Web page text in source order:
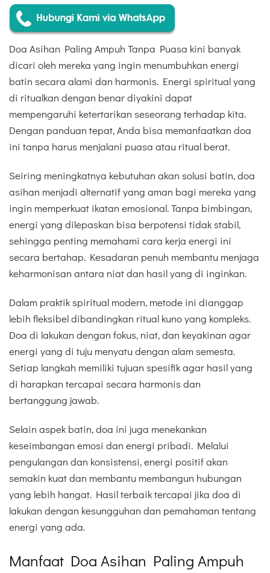
Doa Asihan Paling Ampuh Tanpa Puasa kini banyak
dicari oleh mereka yang ingin menumbuhkan energi
batin secara alami dan harmonis. Energi spiritual yang
di ritualkan dengan benar diyakini dapat
mempengaruhi ketertarikan seseorang terhadap kita.
Dengan panduan tepat, Anda bisa memanfaatkan doa
ini tanpa harus menjalani puasa atau ritual berat.
Seiring meningkatnya kebutuhan akan solusi batin, doa
asihan menjadi alternatif yang aman bagi mereka yang
ingin memperkuat ikatan emosional. Tanpa bimbingan,
energi yang dilepaskan bisa berpotensi tidak stabil,
sehingga penting memahami cara kerja energi ini
secara bertahap. Kesadaran penuh membantu menjaga
keharmonisan antara niat dan hasil yang di inginkan.
Dalam praktik spiritual modern, metode ini dianggap
lebih fleksibel dibandingkan ritual kuno yang kompleks.
Doa di lakukan dengan fokus, niat, dan keyakinan agar
energi yang di tuju menyatu dengan alam semesta.
Setiap langkah memiliki tujuan spesifik agar hasil yang
di harapkan tercapai secara harmonis dan
bertanggung jawab.
Selain aspek batin, doa ini juga menekankan
keseimbangan emosi dan energi pribadi. Melalui
pengulangan dan konsistensi, energi positif akan
semakin kuat dan membantu membangun hubungan
yang lebih hangat. Hasil terbaik tercapai jika doa di
lakukan dengan kesungguhan dan pemahaman tentang
energi yang ada.
Manfaat Doa Asihan Paling Ampuh